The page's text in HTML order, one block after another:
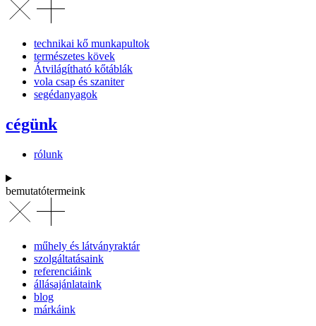
technikai kő munkapultok
természetes kövek
Átvilágítható kőtáblák
vola csap és szaniter
segédanyagok
cégünk
rólunk
bemutatótermeink
műhely és látványraktár
szolgáltatásaink
referenciáink
állásajánlataink
blog
márkáink